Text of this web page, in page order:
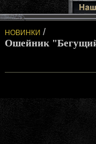
НОВИНКИ /
Ошейник